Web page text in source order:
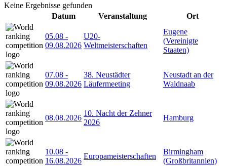
Keine Ergebnisse gefunden
Datum
Veranstaltung Ort
05.08 -
09.08.2026
U20-
Weltmeisterschaften
Eugene
(Vereinigte
Staaten)
07.08 -
09.08.2026
38. Neustädter
Läufermeeting
Neustadt an der
Waldnaab
08.08.2026
10. Nacht der Zehner
2026
Hamburg
10.08 -
16.08.2026
Europameisterschaften
Birmingham
(Großbritannien)